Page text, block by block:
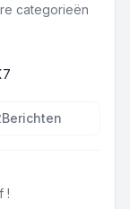
categorieën
Berichten
!